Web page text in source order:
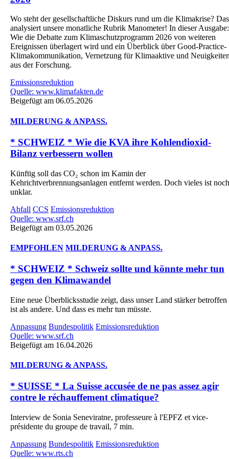
Wo steht der gesellschaftliche Diskurs rund um die Klimakrise? Das
analysiert unsere monatliche Rubrik Manometer! In dieser Ausgabe:
Wie die Debatte zum Klimaschutzprogramm 2026 von weiteren
Ereignissen überlagert wird und ein Überblick über Good-Practice-
Klimakommunikation, Vernetzung für Klimaaktive und
aus der Forschung.
Emissionsreduktion
Quelle: www.klimafakten.de
Beigefügt am 06.05.2026
MILDERUNG & ANPASS.
* SCHWEIZ * Wie die KVA ihre Kohlendioxid-
Bilanz verbessern wollen
Künftig soll das CO₂ schon im Kamin der
Kehrichtverbrennungsanlagen entfernt werden. Doch vieles ist noch
unklar.
Abfall CCS Emissionsreduktion
Quelle: www.srf.ch
Beigefügt am 03.05.2026
EMPFOHLEN MILDERUNG & ANPASS.
* SCHWEIZ * Schweiz sollte und könnte mehr tun
gegen den Klimawandel
Eine neue Überblicksstudie zeigt, dass unser Land stärker betroffen
ist als andere. Und dass es mehr tun müsste.
Anpassung Bundespolitik Emissionsreduktion
Quelle: www.srf.ch
Beigefügt am 16.04.2026
MILDERUNG & ANPASS.
* SUISSE * La Suisse accusée de ne pas assez agir
contre le réchauffement climatique?
Interview de Sonia Seneviratne, professeure à l'EPFZ et vice-
présidente du groupe de travail, 7 min.
Anpassung Bundespolitik Emissionsreduktion
Quelle: www.rts.ch